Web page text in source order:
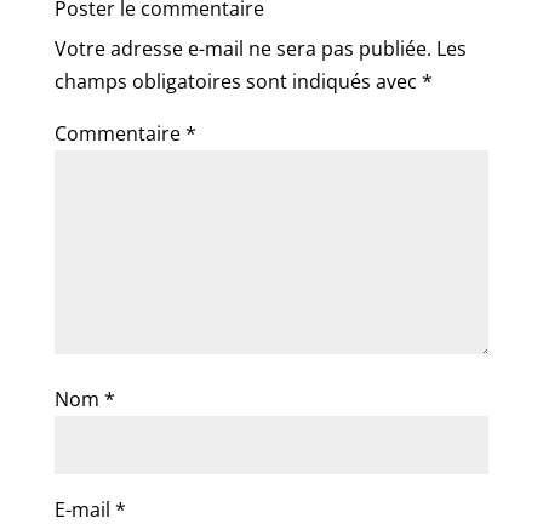
Poster le commentaire
Votre adresse e-mail ne sera pas publiée. Les
champs obligatoires sont indiqués avec *
Commentaire*
Nom *
E-mail *